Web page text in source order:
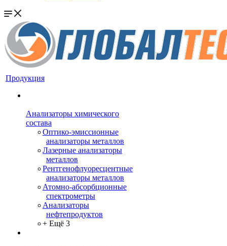
Продукция
Анализаторы химического
состава
Оптико-эмиссионные
анализаторы металлов
Лазерные анализаторы
металлов
Рентгенофлуоресцентные
анализаторы металлов
Атомно-абсорбционные
спектрометры
Анализаторы
нефтепродуктов
+ Ещё 3